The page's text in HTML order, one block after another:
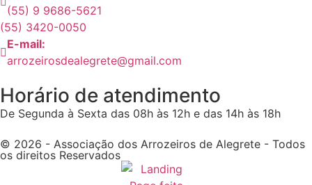
(55) 9 9686-5621
(55) 3420-0050
E-mail:
arrozeirosdealegrete@gmail.com
Horário de atendimento
De Segunda à Sexta das 08h às 12h e das 14h às 18h
© 2026 - Associação dos Arrozeiros de Alegrete - Todos
os direitos Reservados